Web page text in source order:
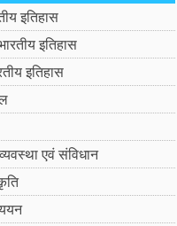
इतिहास
इतिहास
इतिहास
एवं संविधान